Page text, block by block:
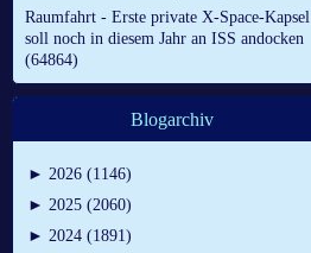
Raumfahrt - Erste private X-Space-Kapsel
soll noch in diesem Jahr an ISS andocken
(64864)
Blogarchiv
► 2026 (1146)
► 2025 (2060)
► 2024 (1891)